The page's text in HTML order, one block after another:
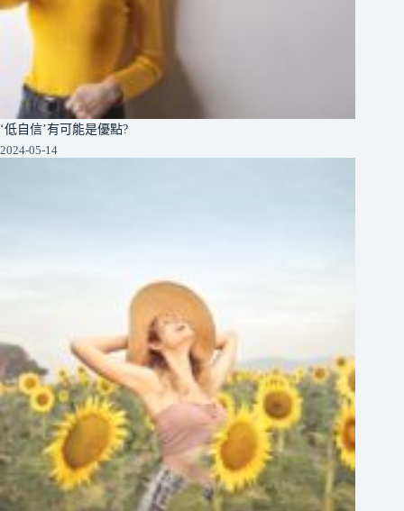
‘低自信’有可能是優點?
2024-05-14